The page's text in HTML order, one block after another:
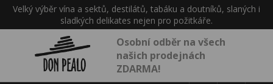
Velký výběr vína a sektů, destilátů, tabáku a doutníků, slaných i
sladkých delikates nejen pro požitkáře.
Osobní odběr na všech
našich prodejnách
ZDARMA!